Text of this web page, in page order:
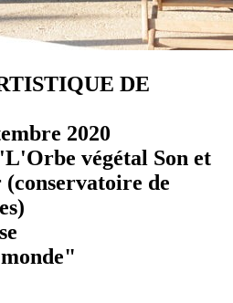
DE
2020
végétal Son et
de